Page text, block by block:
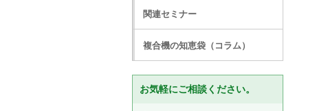
関連セミナー
複合機の知恵袋（コラム）
お気軽にご相談ください。